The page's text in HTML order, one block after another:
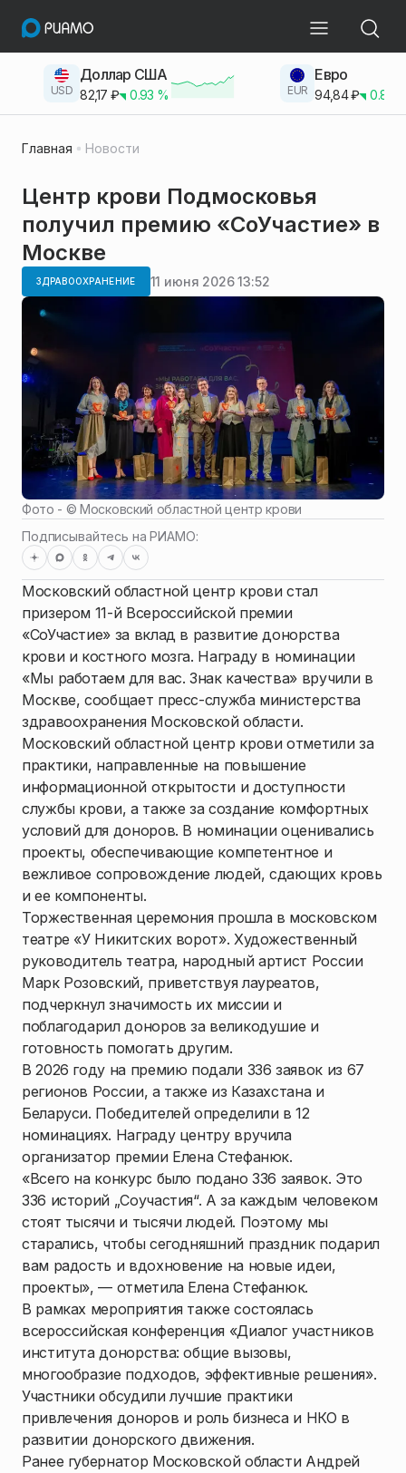
USD
Доллар США
82,17 ₽ 0.93 % EUR
Евро
94,84₽ 0.83
Главная Новости
Центр крови Подмосковья
получил премию «СоУчастие» в
Москве
ЗДРАВООХРАНЕНИЕ 11 июня 2026 13:52
Фото - ©Московский областной центр крови
Подписывайтесь на РИАМО:
Московский областной центр крови стал
призером 11-й Всероссийской премии
«СоУчастие» за вклад в развитие донорства
крови и костного мозга. Награду в номинации
«Мы работаем для вас. Знак качества» вручили в
Москве, сообщает пресс-служба министерства
здравоохранения Московской области.
Московский областной центр крови отметили за
практики, направленные на повышение
информационной открытости и доступности
службы крови, а также за создание комфортных
условий для доноров. В номинации оценивались
проекты, обеспечивающие компетентное и
вежливое сопровождение людей, сдающих кровь
и ее компоненты.
Торжественная церемония прошла в московском
театре «У Никитских ворот». Художественный
руководитель театра, народный артист России
Марк Розовский, приветствуя лауреатов,
подчеркнул значимость их миссии и
поблагодарил доноров за великодушие и
готовность помогать другим.
В 2026 году на премию подали 336 заявок из 67
регионов России, а также из Казахстана и
Беларуси. Победителей определили в 12
номинациях. Награду центру вручила
организатор премии Елена Стефанюк.
«Всего на конкурс было подано 336 заявок. Это
336 историй „Соучастия“. А за каждым человеком
стоят тысячи и тысячи людей. Поэтому мы
старались, чтобы сегодняшний праздник подарил
вам радость и вдохновение на новые идеи,
проекты», — отметила Елена Стефанюк.
В рамках мероприятия также состоялась
всероссийская конференция «Диалог участников
института донорства: общие вызовы,
многообразие подходов, эффективные решения».
Участники обсудили лучшие практики
привлечения доноров и роль бизнеса и НКО в
развитии донорского движения.
Ранее губернатор Московской области Андрей